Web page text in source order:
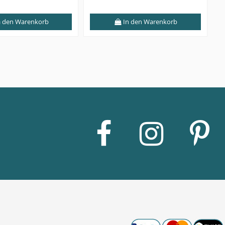
den Warenkorb In den Warenkorb